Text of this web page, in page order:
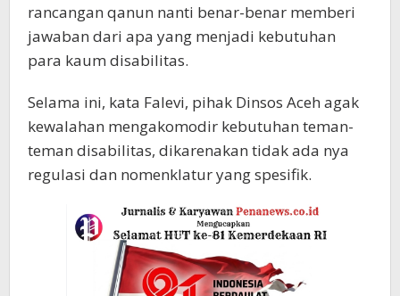
rancangan qanun nanti benar-benar memberi
jawaban dari apa yang menjadi kebutuhan
para kaum disabilitas.
Selama ini, kata Falevi, pihak Dinsos Aceh agak
kewalahan mengakomodir kebutuhan teman-
teman disabilitas, dikarenakan tidak ada nya
regulasi dan nomenklatur yang spesifik.